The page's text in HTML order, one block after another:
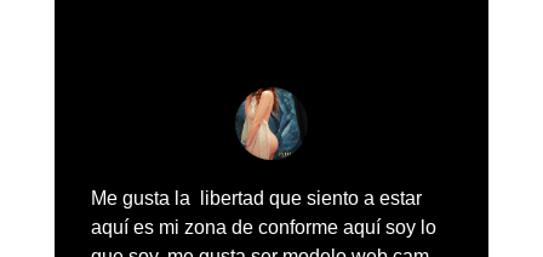
Me gusta la libertad que siento a estar
aquí es mi zona de conforme aquí soy lo